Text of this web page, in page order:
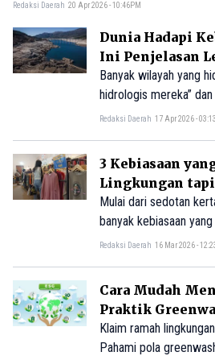
Redaksi Daerah 20 Apr 2026 - 10:46PM
Dunia Hadapi
Ini Penjelasan
Banyak wilayah yang
hidrologis mereka”
kembali ke kondisi
Redaksi Daerah 17 Apr 2026 -
3 Kebiasaan
Lingkungan
Mulai dari sedotan
banyak kebiasaan
lingkungan ternyata
Redaksi Daerah 16 Mar 2026 -
Cara Mudah
Praktik
Klaim ramah
Pahami pola